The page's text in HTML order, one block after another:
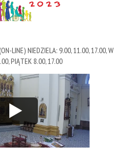
LINE) NIEDZIELA: 9.00, 11.00, 17.00, W
PIĄTEK 8.00, 17.00